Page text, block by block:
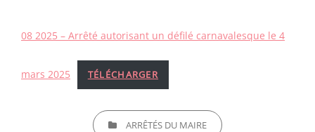
08 2025 – Arrêté autorisant un défilé carnavalesque le 4
mars 2025 TÉLÉCHARGER
CATEGORIESARRÊTÉS DU MAIRE